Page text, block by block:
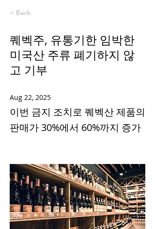
< Back
퀘벡주, 유통기한 임박한
미국산 주류 폐기하지 않
고 기부
Aug 22, 2025
이번 금지 조치로 퀘벡산 제품의
판매가 30%에서 60%까지 증가